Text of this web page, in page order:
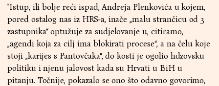
''Istup, ili bolje reći ispad, Andreja Plenkovića u kojem,
pored ostalog nas iz HRS-a, inače „malu strančicu od 3
zastupnika“ optužuje za sudjelovanje u, citiramo,
„agendi koja za cilj ima blokirati procese“, a na čelu koje
stoji „karijes s Pantovčaka“, do kosti je ogolio hdzovsku
politiku i njenu jalovost kada su Hrvati u BiH u
pitanju. Točnije, pokazalo se ono što odavno govorimo,